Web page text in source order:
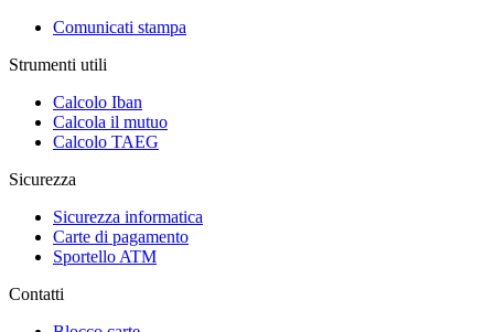
Comunicati stampa
Strumenti utili
Calcolo Iban
Calcola il mutuo
Calcolo TAEG
Sicurezza
Sicurezza informatica
Carte di pagamento
Sportello ATM
Contatti